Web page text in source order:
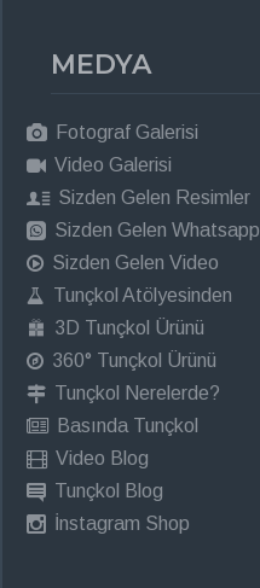
MEDYA
Fotograf Galerisi
Video Galerisi
Sizden Gelen Resimler
Sizden Gelen Whatsapp
Sizden Gelen Video
Tunçkol Atölyesinden
3D Tunçkol Ürünü
360° Tunçkol Ürünü
Tunçkol Nerelerde?
Basında Tunçkol
Video Blog
Tunçkol Blog
İnstagram Shop